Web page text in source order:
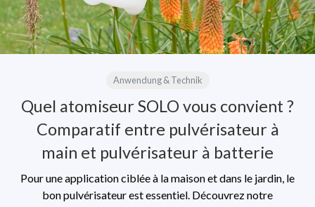
Anwendung & Technik
Quel atomiseur SOLO vous convient ?
Comparatif entre pulvérisateur à
main et pulvérisateur à batterie
Pour une application ciblée à la maison et dans le jardin, le
bon pulvérisateur est essentiel. Découvrez notre